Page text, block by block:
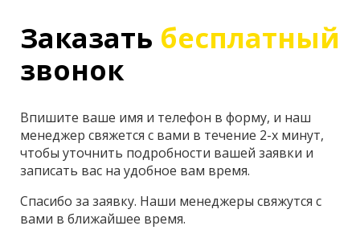
Заказать бесплатный
звонок
Впишите ваше имя и телефон в форму, и наш
менеджер свяжется с вами в течение 2-х минут,
чтобы уточнить подробности вашей заявки и
записать вас на удобное вам время.
Спасибо за заявку. Наши менеджеры свяжутся с
вами в ближайшее время.